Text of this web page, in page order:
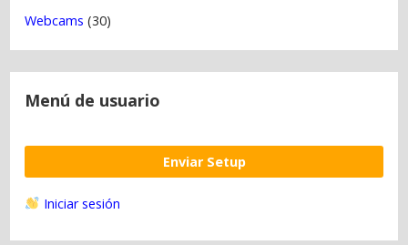
Webcams (30)
Menú de usuario
Enviar Setup
Iniciar sesión